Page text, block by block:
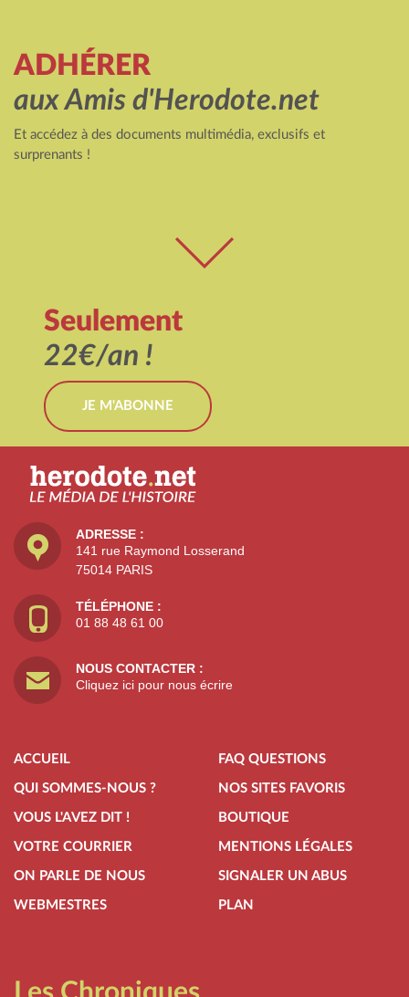
ADHÉRER
aux Amis d'Herodote.net
Et accédez à des documents multimédia, exclusifs et
surprenants !
Seulement
22€/an !
JE M'ABONNE
ADRESSE :
141 rue Raymond Losserand
75014 PARIS
TÉLÉPHONE :
01 88 48 61 00
NOUS CONTACTER :
Cliquez ici pour nous écrire
ACCUEIL
QUI SOMMES-NOUS ?
VOUS L'AVEZ DIT !
VOTRE COURRIER
ON PARLE DE NOUS
WEBMESTRES
FAQ QUESTIONS
NOS SITES FAVORIS
BOUTIQUE
MENTIONS LÉGALES
SIGNALER UN ABUS
PLAN